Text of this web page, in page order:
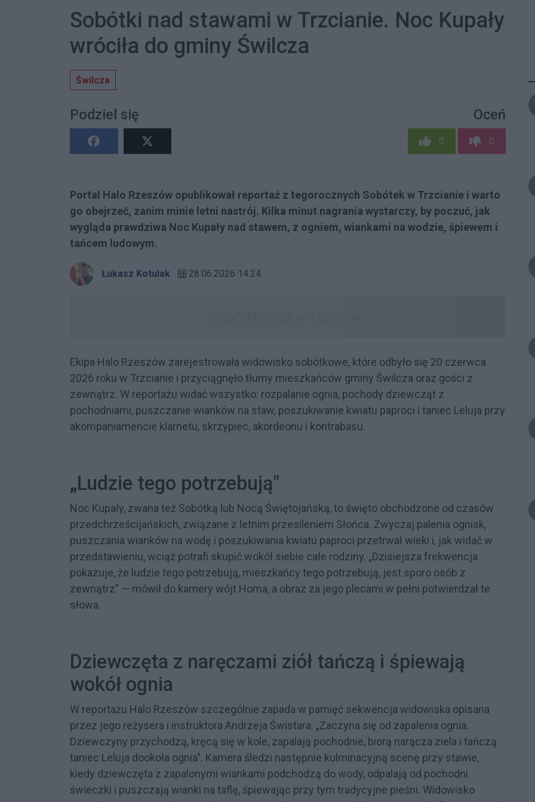
Sobótki nad stawami w Trzcianie. Noc Kupały
wróciła do gminy Świlcza
Świlcza
Podziel się Oceń
0 0
Portal Halo Rzeszów opublikował reportaż z tegorocznych Sobótek w Trzcianie i warto
go obejrzeć, zanim minie letni nastrój. Kilka minut nagrania wystarczy, by poczuć, jak
wygląda prawdziwa Noc Kupały nad stawem, z ogniem, wiankami na wodzie, śpiewem i
tańcem ludowym.
Łukasz Kotulak 28.06.2026 14:24
Ekipa Halo Rzeszów zarejestrowała widowisko sobótkowe, które odbyło się 20 czerwca
2026 roku w Trzcianie i przyciągnęło tłumy mieszkańców gminy Świlcza oraz gości z
zewnątrz. W reportażu widać wszystko: rozpalanie ognia, pochody dziewcząt z
pochodniami, puszczanie wianków na staw, poszukiwanie kwiatu paproci i taniec Leluja przy
akompaniamencie klarnetu, skrzypiec, akordeonu i kontrabasu.
„Ludzie tego potrzebują"
Noc Kupały, zwana też Sobótką lub Nocą Świętojańską, to święto obchodzone od czasów
przedchrześcijańskich, związane z letnim przesileniem Słońca. Zwyczaj palenia ognisk,
puszczania wianków na wodę i poszukiwania kwiatu paproci przetrwał wieki i, jak widać w
przedstawieniu, wciąż potrafi skupić wokół siebie całe rodziny. „Dzisiejsza frekwencja
pokazuje, że ludzie tego potrzebują, mieszkańcy tego potrzebują, jest sporo osób z
zewnątrz" — mówił do kamery wójt Homa, a obraz za jego plecami w pełni potwierdzał te
słowa.
Dziewczęta z naręczami ziół tańczą i śpiewają
wokół ognia
W reportażu Halo Rzeszów szczególnie zapada w pamięć sekwencja widowiska opisana
przez jego reżysera i instruktora Andrzeja Świstara: „Zaczyna się od zapalenia ognia.
Dziewczyny przychodzą, kręcą się w kole, zapalają pochodnie, biorą narącza ziela i tańczą
taniec Leluja dookoła ognia". Kamera śledzi następnie kulminacyjną scenę przy stawie,
kiedy dziewczęta z zapalonymi wiankami podchodzą do wody, odpalają od pochodni
świeczki i puszczają wianki na taflę, śpiewając przy tym tradycyjne pieśni. Widowisko